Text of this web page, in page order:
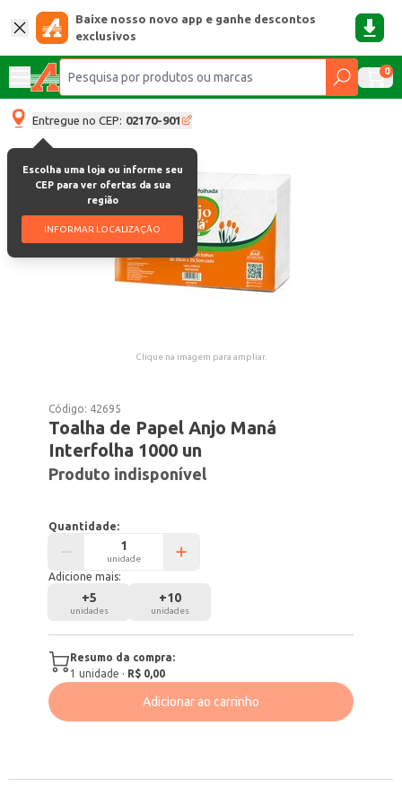
Baixe nosso novo app e ganhe descontos
exclusivos
0
Entregue no CEP: 02170-901
Escolha uma loja ou informe seu
CEP para ver ofertas da sua
região
INFORMAR LOCALIZAÇÃO
Clique na imagem para ampliar.
Código: 42695
Toalha de Papel Anjo Maná
Interfolha 1000 un
Produto indisponível
Quantidade:
unidade
Adicione mais:
+5
unidades
+10
unidades
Resumo da compra:
1 unidade · R$ 0,00
Adicionar ao carrinho